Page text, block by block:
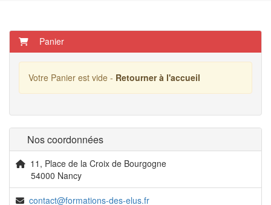
Panier
Votre Panier est vide - Retourner à l'accueil
Nos coordonnées
11, Place de la Croix de Bourgogne
54000 Nancy
contact@formations-des-elus.fr